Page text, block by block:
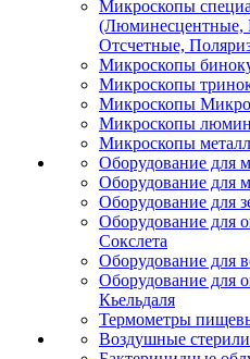
Микроскопы
(Люминесцентные,
Отсчетные,
Микроскопы
Микроскопы
Микроскопы
Микроскопы
Микроскопы
Оборудование для
Оборудование для
Оборудование для
Оборудование для
Сокслета
Оборудование для
Оборудование для
Кьельдаля
Термометры
Воздушные